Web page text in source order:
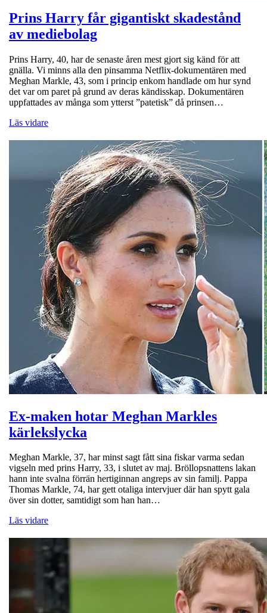
Prins Harry får gigantiskt skadestånd
av mediebolag
Prins Harry, 40, har de senaste åren mest gjort sig känd för att
gnälla. Vi minns alla den pinsamma Netflix-dokumentären med
Meghan Markle, 43, som i princip enkom handlade om hur synd
det var om paret på grund av deras kändisskap. Dokumentären
uppfattades av många som ytterst ”patetisk” då prinsen…
Läs vidare
Ex-maken hotar Meghan Markles
kärlekslycka
Meghan Markle, 37, har minst sagt fått sina fiskar varma sedan
vigseln med prins Harry, 33, i slutet av maj. Bröllopsnattens lakan
hann inte svalna förrän hertiginnan angreps av sin familj. Pappa
Thomas Markle, 74, har gett otaliga intervjuer där han spytt gala
över sin dotter, samtidigt som han han…
Läs vidare